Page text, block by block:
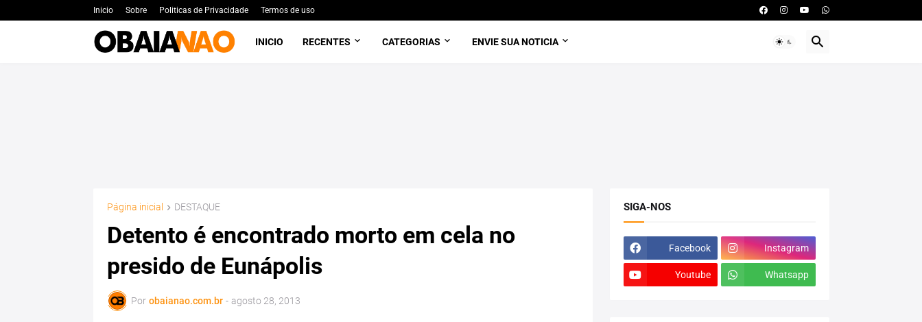
Inicio Sobre Politicas de Privacidade Termos de uso
INICIO RECENTES CATEGORIAS ENVIE SUA NOTICIA
Página inicial DESTAQUE
Detento é encontrado morto em cela no
presido de Eunápolis
Por obaianao.com.br - agosto 28, 2013
SIGA-NOS
Facebook Instagram
Youtube Whatsapp